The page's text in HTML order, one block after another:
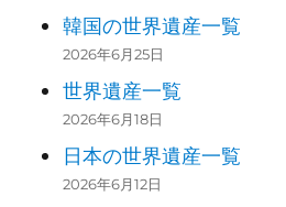
韓国の世界遺産一覧
2026年6月25日
世界遺産一覧
2026年6月18日
日本の世界遺産一覧
2026年6月12日